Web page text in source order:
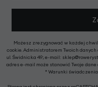
Możesz zrezygnować w każdej
cookie. Administratorem Twoich danych
ul. Świdnicka 49; e-mail:
adres e-mail może stanowić Twoje
* Warunki